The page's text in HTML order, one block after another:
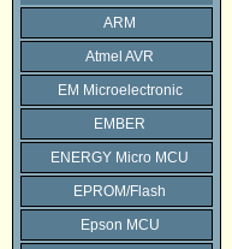
ARM
Atmel AVR
EM Microelectronic
EMBER
ENERGY Micro MCU
EPROM/Flash
Epson MCU